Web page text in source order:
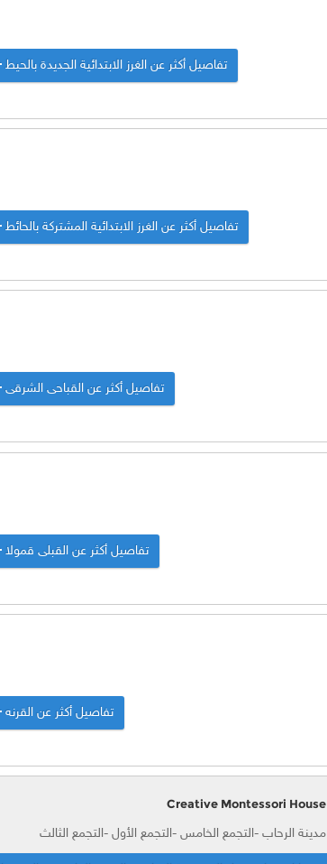
تفاصيل أكثر عن الغرز الابتدائية الجديدة بالحيط
تفاصيل أكثر عن الغرز الابتدائية المشتركة بالحائط
تفاصيل أكثر عن القباحى الشرقى
تفاصيل أكثر عن القبلى قمولا
تفاصيل أكثر عن القرنه
مدينة الرحاب -التجمع الخامس -التجمع الأول -التجمع الثالث